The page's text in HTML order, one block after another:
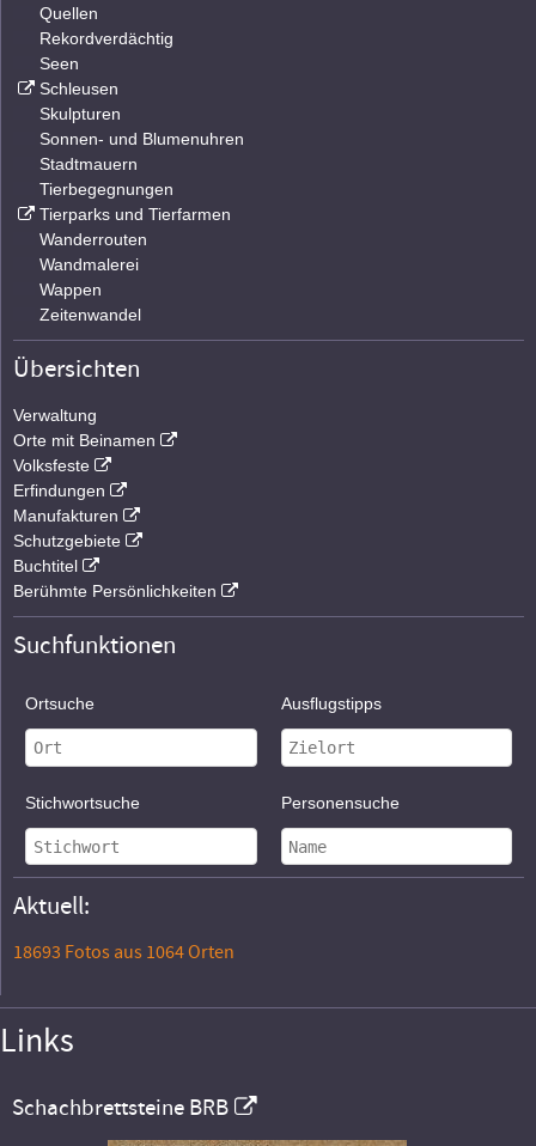
Quellen
Rekordverdächtig
Seen
Schleusen
Skulpturen
Sonnen- und Blumenuhren
Stadtmauern
Tierbegegnungen
Tierparks und Tierfarmen
Wanderrouten
Wandmalerei
Wappen
Zeitenwandel
Übersichten
Verwaltung
Orte mit Beinamen
Volksfeste
Erfindungen
Manufakturen
Schutzgebiete
Buchtitel
Berühmte Persönlichkeiten
Suchfunktionen
Ortsuche Ausflugstipps
Stichwortsuche Personensuche
Aktuell:
18693 Fotos aus 1064 Orten
Links
Schachbrettsteine BRB